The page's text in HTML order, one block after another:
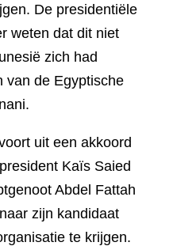
De presidentiële
weten dat dit niet
zich had
van de Egyptische
uit een akkoord
Kaïs Saied
Abdel Fattah
zijn kandidaat
te krijgen.